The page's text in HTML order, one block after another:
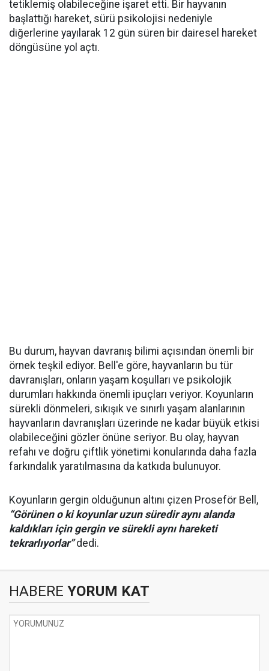
tetiklemiş olabileceğine işaret etti. Bir hayvanın
başlattığı hareket, sürü psikolojisi nedeniyle
diğerlerine yayılarak 12 gün süren bir dairesel hareket
döngüsüne yol açtı.
Bu durum, hayvan davranış bilimi açısından önemli bir
örnek teşkil ediyor. Bell'e göre, hayvanların bu tür
davranışları, onların yaşam koşulları ve psikolojik
durumları hakkında önemli ipuçları veriyor. Koyunların
sürekli dönmeleri, sıkışık ve sınırlı yaşam alanlarının
hayvanların davranışları üzerinde ne kadar büyük etkisi
olabileceğini gözler önüne seriyor. Bu olay, hayvan
refahı ve doğru çiftlik yönetimi konularında daha fazla
farkındalık yaratılmasına da katkıda bulunuyor.
Koyunların gergin olduğunun altını çizen Proseför Bell,
“Görünen o ki koyunlar uzun süredir aynı alanda
kaldıkları için gergin ve sürekli aynı hareketi
tekrarlıyorlar”dedi.
HABERE YORUM KAT